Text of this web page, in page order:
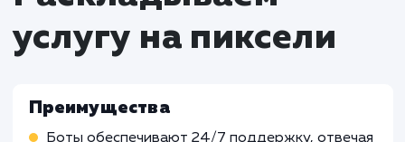
Что входит в стоимость
Telegram-бота